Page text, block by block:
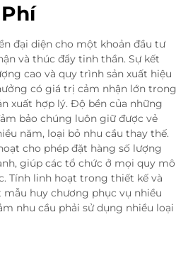
đại diện cho một khoản đầu tư
và thúc đẩy tinh thần. Sự kết
cao và quy trình sản xuất hiệu
có giá trị cảm nhận lớn trong
xuất hợp lý. Độ bền của những
bảo chúng luôn giữ được vẻ
năm, loại bỏ nhu cầu thay thế.
cho phép đặt hàng số lượng
giúp các tổ chức ở mọi quy mô
Tính linh hoạt trong thiết kế và
huy chương phục vụ nhiều
nhu cầu phải sử dụng nhiều loại